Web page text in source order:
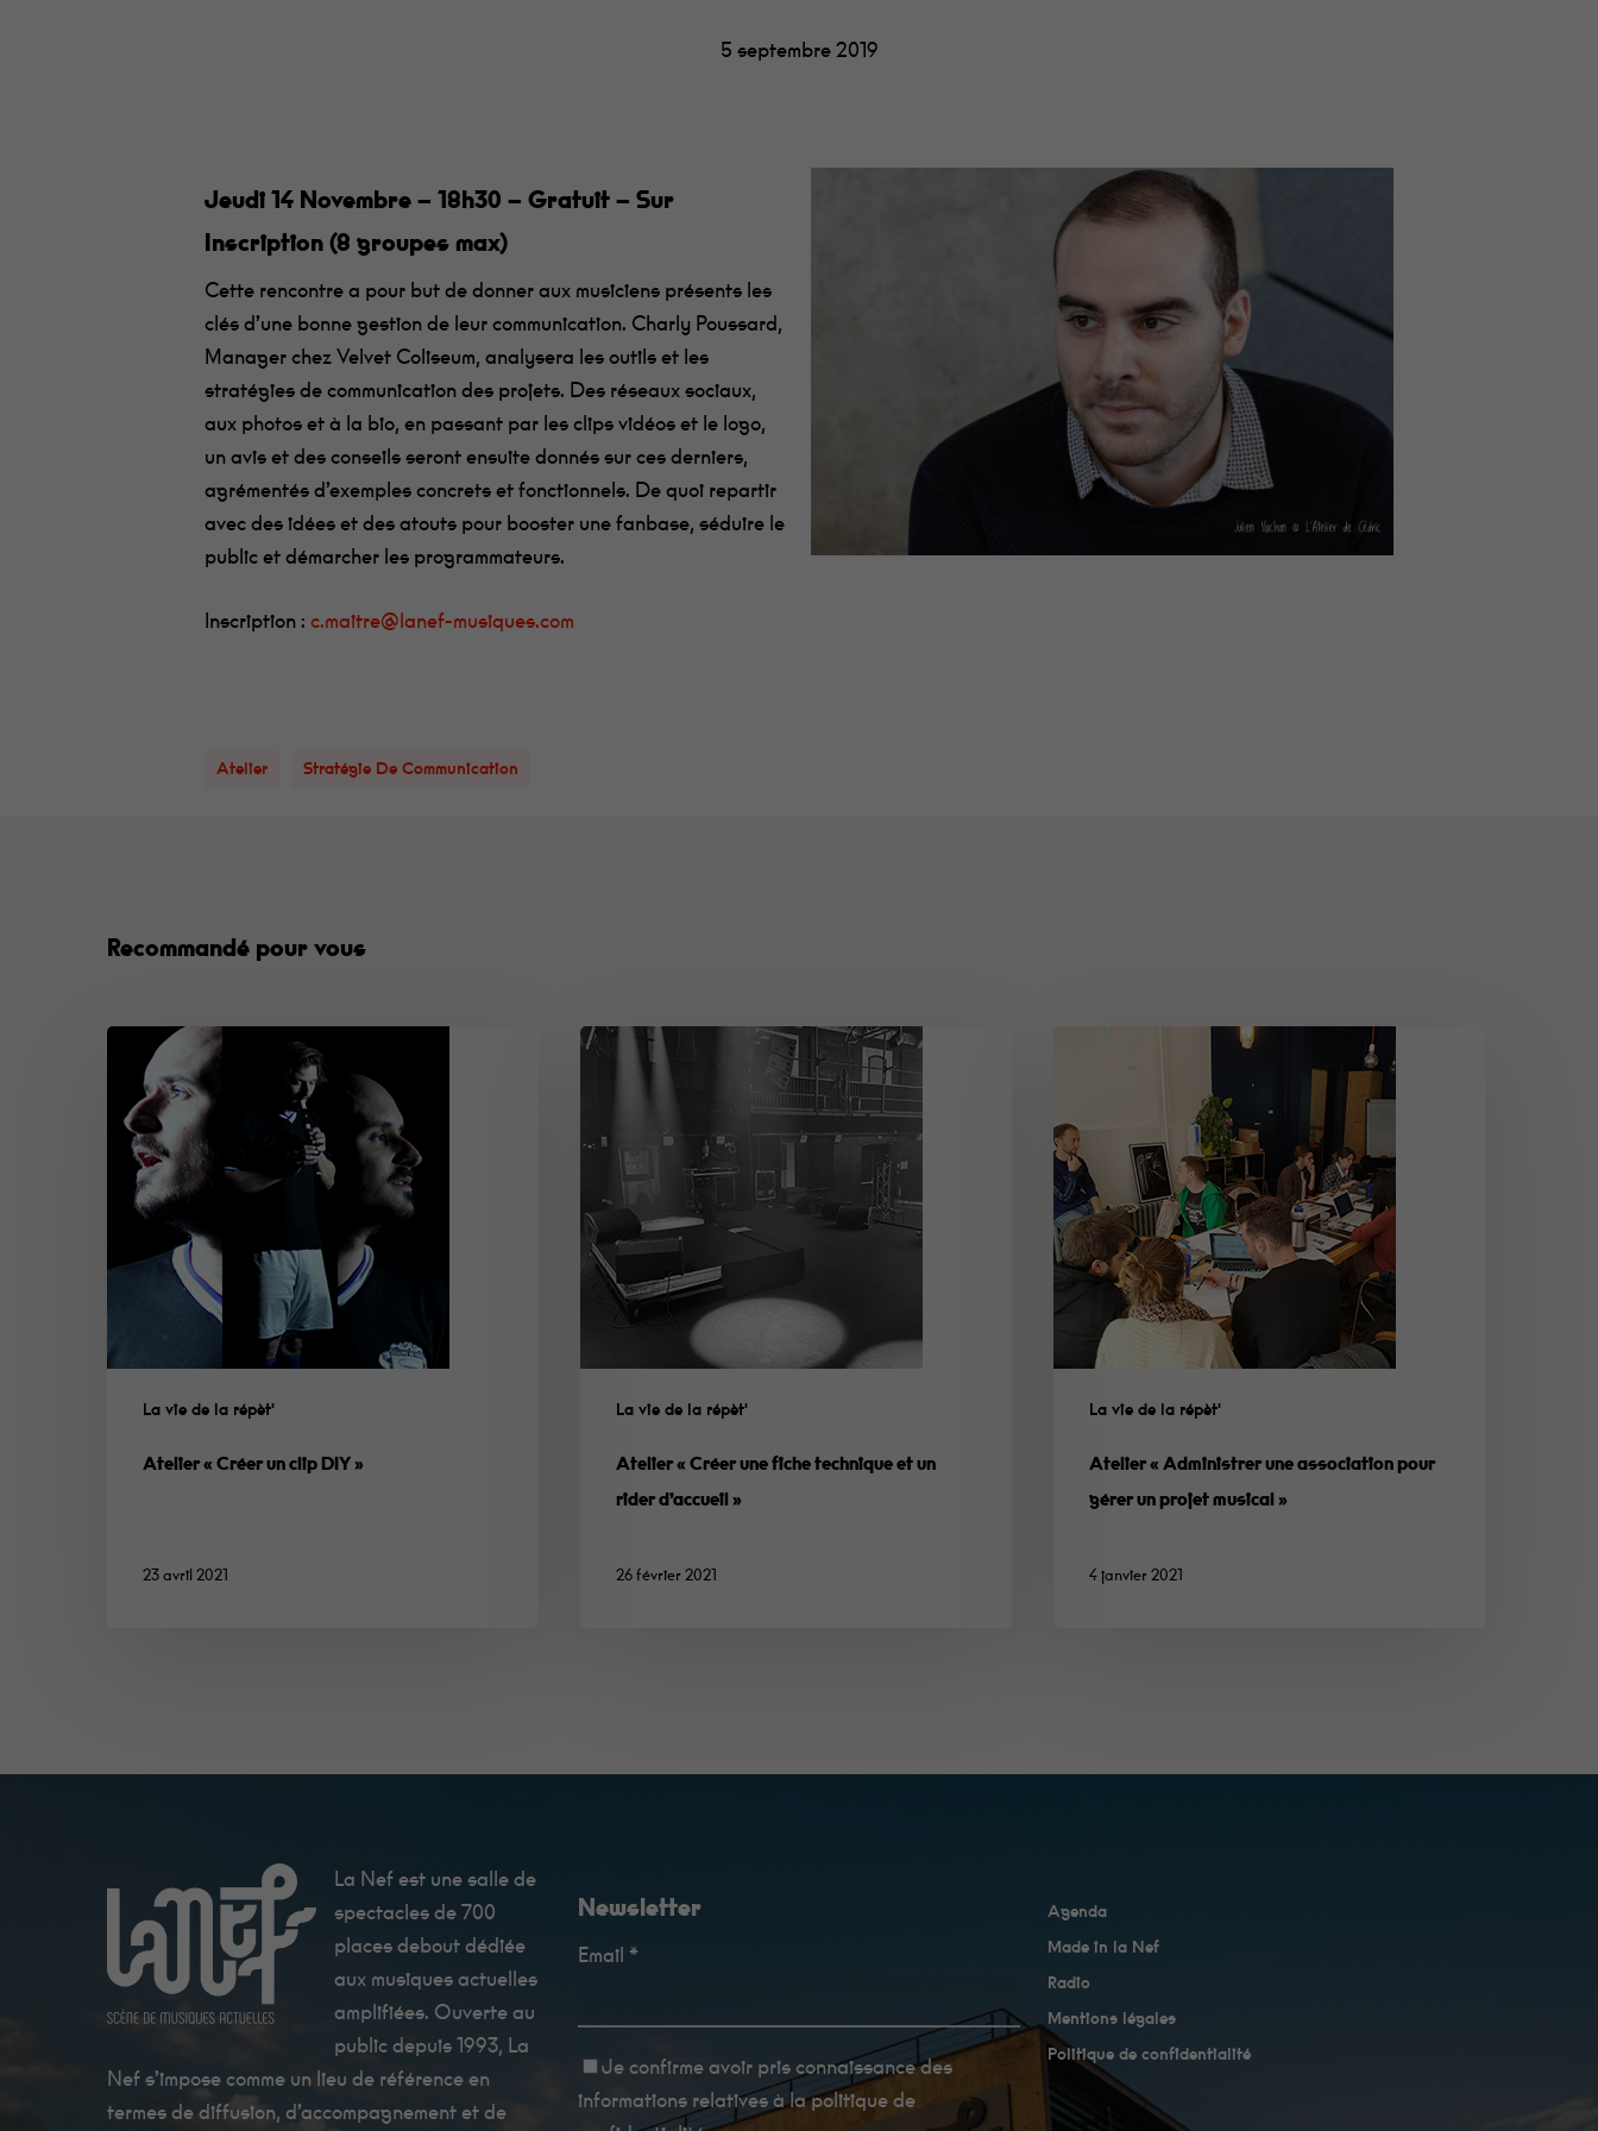
5 septembre 2019
Jeudi 14 Novembre – 18h30 – Gratuit – Sur
Inscription (8 groupes max)
Cette rencontre a pour but de donner aux musiciens présents les
clés d’une bonne gestion de leur communication. Charly Poussard,
Manager chez Velvet Coliseum, analysera les outils et les
stratégies de communication des projets. Des réseaux sociaux,
aux photos et à la bio, en passant par les clips vidéos et le logo,
un avis et des conseils seront ensuite donnés sur ces derniers,
agrémentés d’exemples concrets et fonctionnels. De quoi repartir
avec des idées et des atouts pour booster une fanbase, séduire le
public et démarcher les programmateurs.
Inscription :c.maitre@lanef-musiques.com
Atelier Stratégie De Communication
Recommandé pour vous
La vie de la répèt'
Atelier « Créer un clip DIY »
23 avril 2021
La vie de la répèt'
Atelier « Créer une fiche technique et un
rider d’accueil »
26 février 2021
La vie de la répèt'
Atelier « Administrer une association pour
gérer un projet musical »
4 janvier 2021
La Nef est une salle de
spectacles de 700
places debout dédiée
aux musiques actuelles
amplifiées. Ouverte au
public depuis 1993, La
Nef s’impose comme un lieu de référence en
termes de diffusion, d’accompagnement et de
Newsletter
Email *
Je confirme avoir pris connaissance des
informations relatives à la politique de
Agenda
Made in la Nef
Radio
Mentions légales
Politique de confidentialité
facultatifs. Ils
sont
nécessaires au
fonctionnement
du site Web.